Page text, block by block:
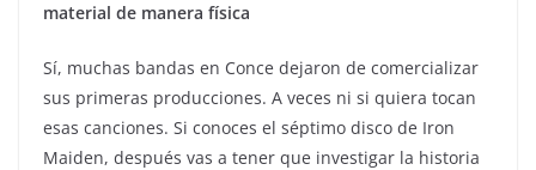
material de manera física
Sí, muchas bandas en Conce dejaron de comercializar
sus primeras producciones. A veces ni si quiera tocan
esas canciones. Si conoces el séptimo disco de Iron
Maiden, después vas a tener que investigar la historia